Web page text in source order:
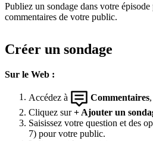
Publiez un sondage dans votre
commentaires de votre public.
Créer un sondage
Sur le Web :
Accédez à Commentaires
Cliquez sur+ Ajouter un
Saisissez votre question et des
7) pour votre public.